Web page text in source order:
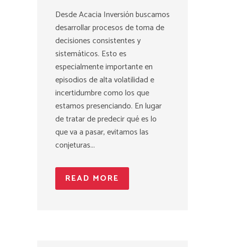
Desde Acacia Inversión buscamos
desarrollar procesos de toma de
decisiones consistentes y
sistemáticos. Esto es
especialmente importante en
episodios de alta volatilidad e
incertidumbre como los que
estamos presenciando. En lugar
de tratar de predecir qué es lo
que va a pasar, evitamos las
conjeturas...
READ MORE